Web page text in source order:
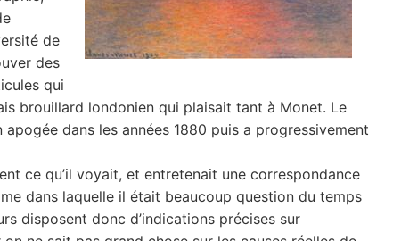
de
des
qui
brouillard londonien qui plaisait tant à Monet. Le
dans les années 1880 puis a progressivement
ce qu’il voyait, et entretenait une correspondance
dans laquelle il était beaucoup question du temps
disposent donc d’indications précises sur